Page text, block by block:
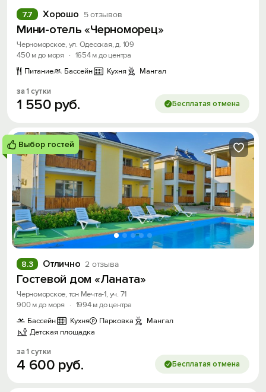
Хорошо 5 отзывов
7.7
Мини-отель «Черноморец»
Черноморское, ул. Одесская, д. 109
450 м до моря
· 1654 м до центра
Питание
Бассейн Кухня Мангал
за 1 сутки
1 550 руб. Бесплатая отмена
Выбор гостей
Отлично 2 отзыва
8.3
Гостевой дом «Ланата»
Черноморское, тсн Мечта-1, уч. 71
900 м до моря
· 1994 м до центра
Бассейн
Кухня Парковка
Мангал
Детская площадка
за 1 сутки
4 600 руб. Бесплатая отмена
Вход на сайт
Войти или Зарегистрироваться